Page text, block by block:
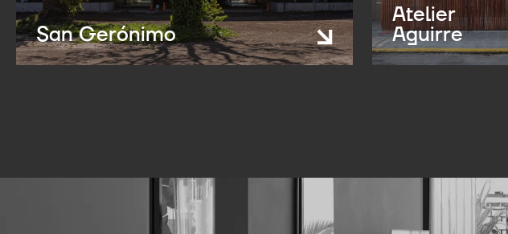
San Gerónimo
Atelier
Aguirre